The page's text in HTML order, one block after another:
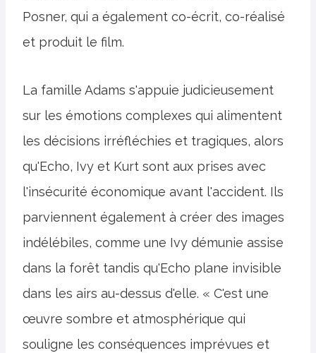
Posner, qui a également co-écrit, co-réalisé
et produit le film.
La famille Adams s'appuie judicieusement
sur les émotions complexes qui alimentent
les décisions irréfléchies et tragiques, alors
qu'Echo, Ivy et Kurt sont aux prises avec
l'insécurité économique avant l'accident. Ils
parviennent également à créer des images
indélébiles, comme une Ivy démunie assise
dans la forêt tandis qu'Echo plane invisible
dans les airs au-dessus d'elle. « C'est une
œuvre sombre et atmosphérique qui
souligne les conséquences imprévues et